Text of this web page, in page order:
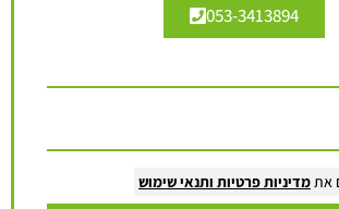
053-3413894
את מדיניות פרטיות ותנאי שימוש